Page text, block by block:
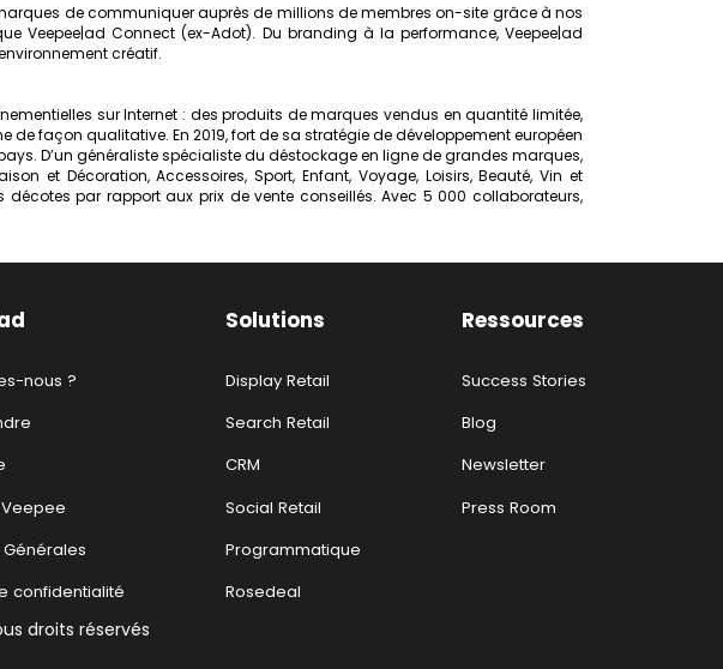
de communiquer auprès de millions de membres on-site grâce à nos
Veepee|ad Connect (ex-Adot). Du branding à la performance, Veepee|ad
créatif.
sur Internet : des produits de marques vendus en quantité limitée,
façon qualitative. En 2019, fort de sa stratégie de développement européen
D’un généraliste spécialiste du déstockage en ligne de grandes marques,
et Décoration, Accessoires, Sport, Enfant, Voyage, Loisirs, Beauté, Vin et
par rapport aux prix de vente conseillés. Avec 5 000 collaborateurs,
nous ?
confidentialité
Solutions
Display Retail
Search Retail
CRM
Social Retail
Programmatique
Rosedeal
Ressources
Success Stories
Blog
Newsletter
Press Room
droits réservés